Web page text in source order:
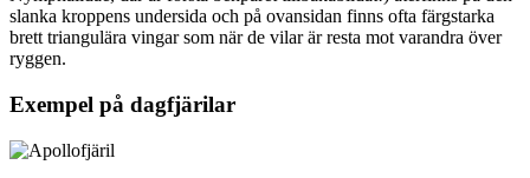
slanka kroppens undersida och på ovansidan finns ofta färgstarka
brett triangulära vingar som när de vilar är resta mot varandra över
ryggen.
Exempel på dagfjärilar